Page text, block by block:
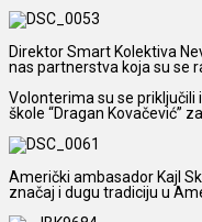
Direktor Smart Kolektiva
nas partnerstva koja su se
Volonterima su se priključili
škole “Dragan Kovačević”
Američki ambasador Kajl
značaj i dugu tradiciju u